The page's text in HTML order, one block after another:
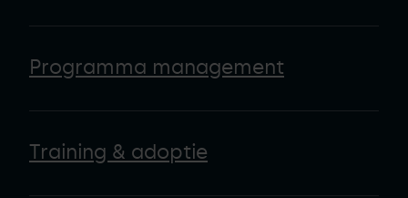
Programma management
Training & adoptie